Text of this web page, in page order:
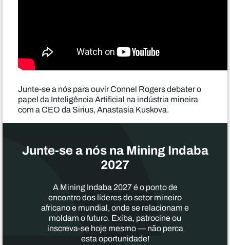
Junte-se a nós para ouvir Connel Rogers debater o
papel da Inteligência Artificial na indústria mineira
com a CEO da Sirius, Anastasia Kuskova.
Junte-se a nós na Mining Indaba
2027
A Mining Indaba 2027 é o ponto de
encontro dos líderes do setor mineiro
africano e mundial, onde se relacionam e
moldam o futuro. Exiba, patrocine ou
inscreva-se hoje mesmo — não perca
esta oportunidade!